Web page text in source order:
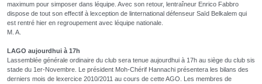
maximum pour simposer dans léquipe. Avec son retour, lentraîneur Enrico Fabbro
dispose de tout son effectif à lexception de linternational défenseur Saïd Belkalem qui
est rentré hier en regroupement avec léquipe nationale.
M. A.
LAGO aujourdhui à 17h
Lassemblée générale ordinaire du club sera tenue aujourdhui à 17h au siège du club sis
stade du 1er-Novembre. Le président Moh-Chérif Hannachi présentera les bilans des
derniers mois de lexercice 2010/2011 au cours de cette AGO. Les membres de